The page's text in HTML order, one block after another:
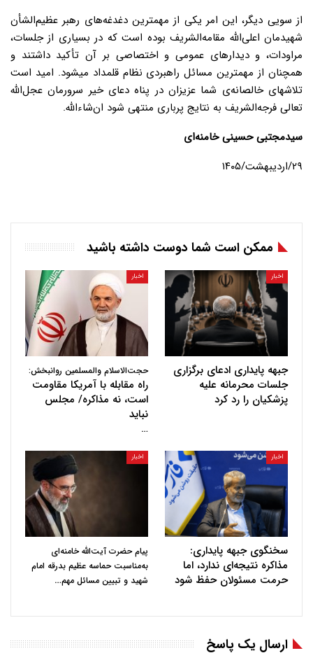
از سویی دیگر، این امر یکی از مهمترین دغدغه‌های رهبر عظیم‌الشأن
شهیدمان اعلی‌الله مقامه‌الشریف بوده است که در بسیاری از جلسات،
مراودات، و دیدارهای عمومی و اختصاصی بر آن تأکید داشتند و
همچنان از مهمترین مسائل راهبردی نظام قلمداد میشود. امید است
تلاشهای خالصانه‌ی شما عزیزان در پناه دعای خیر سرورمان عجل‌الله
تعالی فرجه‌الشریف به نتایج پرباری منتهی شود ان‌شاءالله.
سیدمجتبی حسینی خامنه‌ای
۲۹/اردیبهشت/۱۴۰۵
ممکن است شما دوست داشته باشید
اخبار
جبهه پایداری ادعای برگزاری
جلسات محرمانه علیه
پزشکیان را رد کرد
اخبار
حجت‌الاسلام والمسلمین روانبخش:
راه مقابله با آمریکا مقاومت
است، نه مذاکره/ مجلس
نباید
…
اخبار
سخنگوی جبهه پایداری:
مذاکره نتیجه‌ای ندارد، اما
حرمت مسئولان حفظ شود
اخبار
پیام حضرت آیت‌الله خامنه‌ای
به‌مناسبت حماسه عظیم بدرقه امام
شهید و تبیین مسائل مهم…
ارسال یک پاسخ